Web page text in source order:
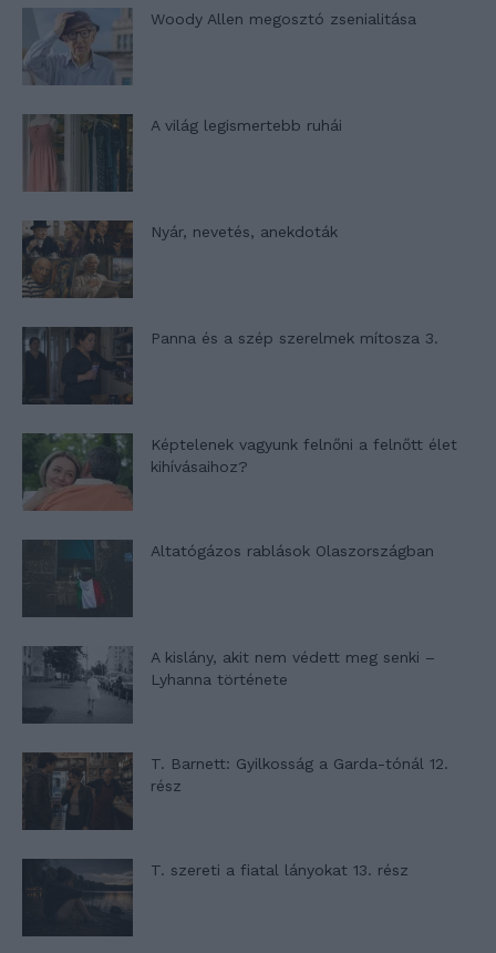
Woody Allen megosztó zsenialitása
A világ legismertebb ruhái
Nyár, nevetés, anekdoták
Panna és a szép szerelmek mítosza 3.
Képtelenek vagyunk felnőni a felnőtt élet
kihívásaihoz?
Altatógázos rablások Olaszországban
A kislány, akit nem védett meg senki –
Lyhanna története
T. Barnett: Gyilkosság a Garda-tónál 12.
rész
T. szereti a fiatal lányokat 13. rész